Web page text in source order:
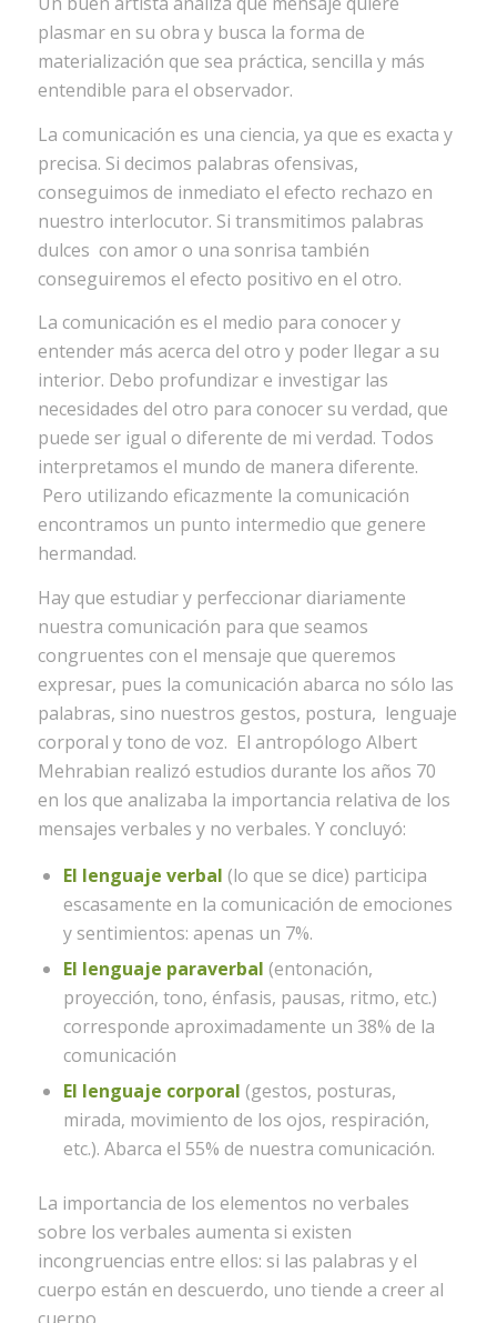
plasmar en su obra y busca la forma de
materialización que sea práctica, sencilla y más
entendible para el observador.
La comunicación es una ciencia, ya que es exacta y
precisa. Si decimos palabras ofensivas,
conseguimos de inmediato el efecto rechazo en
nuestro interlocutor. Si transmitimos palabras
dulces con amor o una sonrisa también
conseguiremos el efecto positivo en el otro.
La comunicación es el medio para conocer y
entender más acerca del otro y poder llegar a su
interior. Debo profundizar e investigar las
necesidades del otro para conocer su verdad, que
puede ser igual o diferente de mi verdad. Todos
interpretamos el mundo de manera diferente.
Pero utilizando eficazmente la comunicación
encontramos un punto intermedio que genere
hermandad.
Hay que estudiar y perfeccionar diariamente
nuestra comunicación para que seamos
congruentes con el mensaje que queremos
expresar, pues la comunicación abarca no sólo las
palabras, sino nuestros gestos, postura, lenguaje
corporal y tono de voz. El antropólogo Albert
Mehrabian realizó estudios durante los años 70
en los que analizaba la importancia relativa de los
mensajes verbales y no verbales. Y concluyó:
El lenguaje verbal (lo que se dice) participa
escasamente en la comunicación de emociones
y sentimientos: apenas un 7%.
El lenguaje paraverbal (entonación,
proyección, tono, énfasis, pausas, ritmo, etc.)
corresponde aproximadamente un 38% de la
comunicación
El lenguaje corporal (gestos, posturas,
mirada, movimiento de los ojos, respiración,
etc.). Abarca el 55% de nuestra comunicación.
La importancia de los elementos no verbales
sobre los verbales aumenta si existen
incongruencias entre ellos: si las palabras y el
cuerpo están en descuerdo, uno tiende a creer al